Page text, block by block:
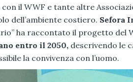
il WWF e tante altre
dell’ambiente costiero. Sefora
ha raccontato il progetto del
entro il 2050, descrivendo le
la convivenza con l’uomo.